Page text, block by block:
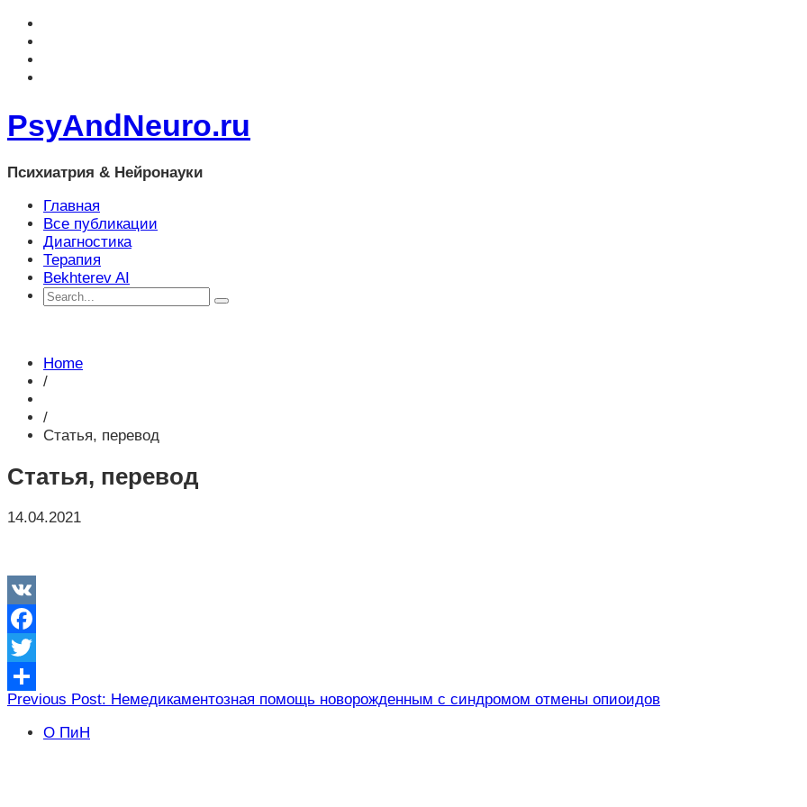
PsyAndNeuro.ru
Психиатрия & Нейронауки
Главная
Все публикации
Диагностика
Терапия
Bekhterev AI
Home
/
/
Статья, перевод
Статья, перевод
14.04.2021
VK
Facebook
Twitter
Отправить
Навигация
по
Previous Post: Немедикаментозная помощь новорожденным с синдромом отмены опиоидов
О ПиН